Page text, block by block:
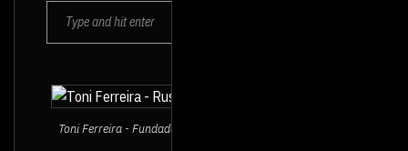
Toni Ferreira - Fundador e Diretor da Rush Vídeo